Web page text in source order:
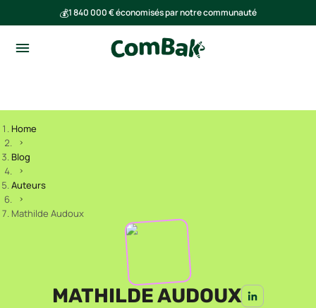
💰1 840 000 € économisés par notre communauté
Home
Blog
Auteurs
Mathilde Audoux
MATHILDE AUDOUX